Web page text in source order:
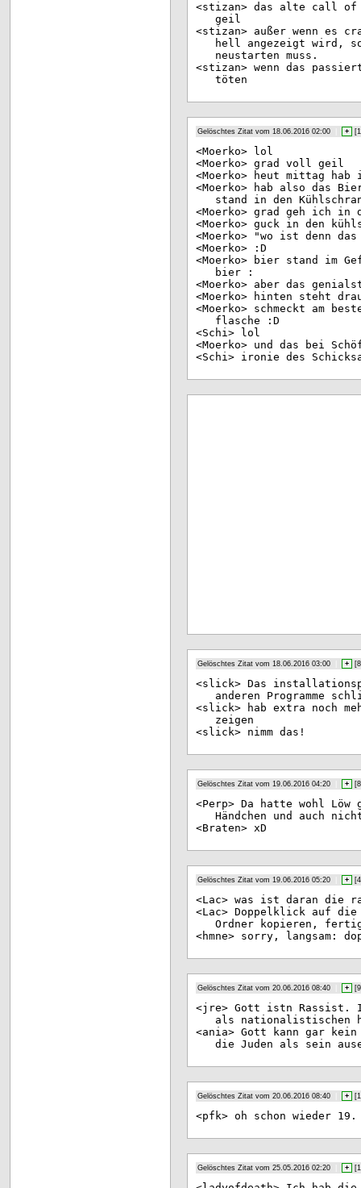
<stizan> das alte call of
geil
<stizan> außer wenn es
hell angezeigt wird,
neustarten muss.
<stizan> wenn das
töten
Gelöschtes Zitat vom 18.06.2016 02:00 + [
<Moerko> lol
<Moerko> grad voll geil
<Moerko> heut mittag hab
<Moerko> hab also das
stand in den
<Moerko> grad geh ich in
<Moerko> guck in den
<Moerko> "wo ist denn
<Moerko> :D
<Moerko> bier stand im
bier :
<Moerko> aber das
<Moerko> hinten steht
<Moerko> schmeckt am
flasche :D
<Sc hi> lol
<Moerko> und das bei
<Sc hi> ironie des
Gelöschtes Zitat vom 18.06.2016 03:00 + [8
<slick> Das
anderen Programme
<slick> hab extra noch
zeigen
<slick> nimm das!
Gelöschtes Zitat vom 19.06.2016 04:20 + [8
<Pe rp> Da hatte wohl
Händchen und auch
<Braten> xD
Gelöschtes Zitat vom 19.06.2016 05:20 + [4
<Lac> was ist daran die
<Lac> Doppelklick auf
Ordner kopieren,
<hmne> sorry, langsam:
Gelöschtes Zitat vom 20.06.2016 08:40 + [9
<jre> Gott istn Rassist.
als nationalistischen
<ania> Gott kann gar kein
die Juden als sein
Gelöschtes Zitat vom 20.06.2016 08:40 + [
<pf k> oh schon wieder
Gelöschtes Zitat vom 25.05.2016 02:20 + [1